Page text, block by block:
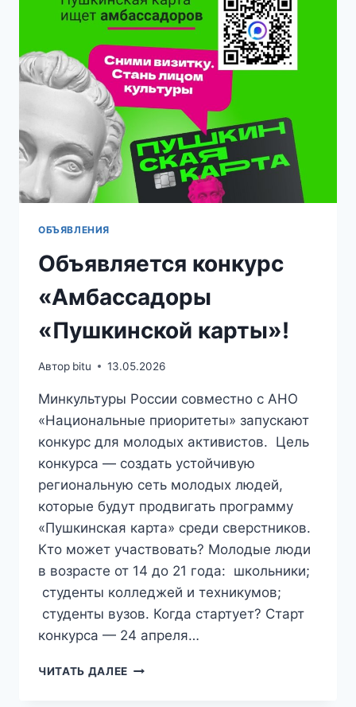
2026»
ОБЪЯВЛЕНИЯ
Объявляется конкурс
«Амбассадоры
«Пушкинской карты»!
Автор bitu 13.05.2026
Минкультуры России совместно с АНО
«Национальные приоритеты» запускают
конкурс для молодых активистов. Цель
конкурса — создать устойчивую
региональную сеть молодых людей,
которые будут продвигать программу
«Пушкинская карта» среди сверстников.
Кто может участвовать? Молодые люди
в возрасте от 14 до 21 года: школьники;
студенты колледжей и техникумов;
студенты вузов. Когда стартует? Старт
конкурса — 24 апреля…
ЧИТАТЬ ДАЛЕЕ ОБЪЯВЛЯЕТСЯ